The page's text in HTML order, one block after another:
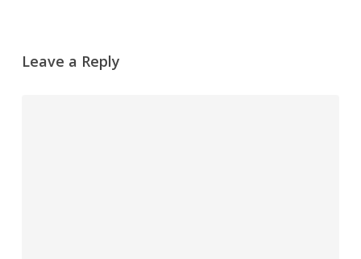
Leave a Reply